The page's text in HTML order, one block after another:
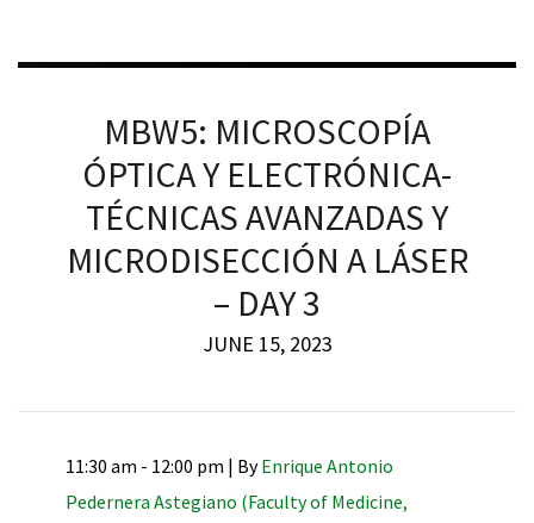
MBW5: MICROSCOPÍA
ÓPTICA Y ELECTRÓNICA-
TÉCNICAS AVANZADAS Y
MICRODISECCIÓN A LÁSER
– DAY 3
JUNE 15, 2023
11:30 am - 12:00 pm | ByEnrique Antonio
Pedernera Astegiano (Faculty of Medicine,